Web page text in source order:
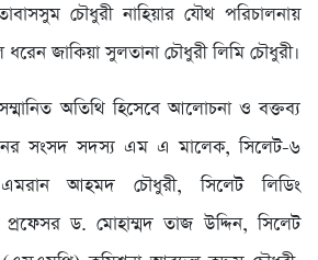
চৌধুরী নাহিয়ার যৌথ পরিচালনায়
ধরেন জাকিয়া সুলতানা চৌধুরী লিমি চৌধুরী।
সম্মানিত অতিথি হিসেবে আলোচনা ও বক্তব্য
সংসদ সদস্য এম এ মালেক, সিলেট-৬
আহমদ চৌধুরী, সিলেট লিডিং
প্রফেসর ড. মোহাম্মদ তাজ উদ্দিন, সিলেট